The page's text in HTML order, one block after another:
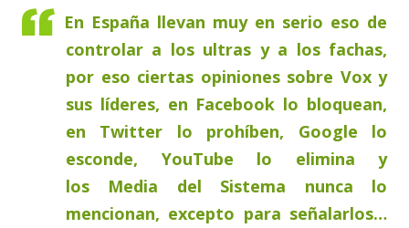
En España llevan muy en serio eso de
controlar a los ultras y a los fachas,
por eso ciertas opiniones sobre Vox y
sus líderes, en Facebook lo bloquean,
en Twitter lo prohíben, Google lo
esconde, YouTube lo elimina y
los Media del Sistema nunca lo
mencionan, excepto para señalarlos…